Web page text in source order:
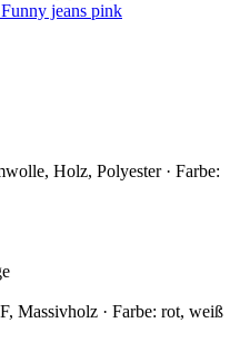
jeans pink
Holz, Polyester · Farbe:
Massivholz · Farbe: rot, weiß